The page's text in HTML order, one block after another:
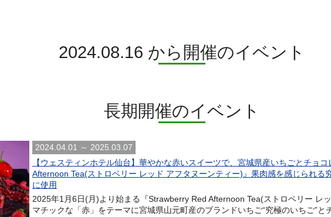
2024.08.16 から開催のイベント
長期開催のイベント
2024.04.01 ～ 2025.03.07
【ウェスティンホテル仙台】華やかな赤いスイーツで、宮城県産いちごとチョ
Afternoon Tea(ストロベリー レッド アフタヌーンティー)』果肉感を感じられる
に使用
2025年1月6日(月)より始まる『Strawberry Red Afternoon Tea(ストロベリー レ
マチックな「赤」をテーマに宮城県山元町産のブランドいちご“究極のいちご”と